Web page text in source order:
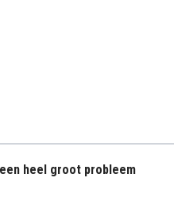
heel groot probleem